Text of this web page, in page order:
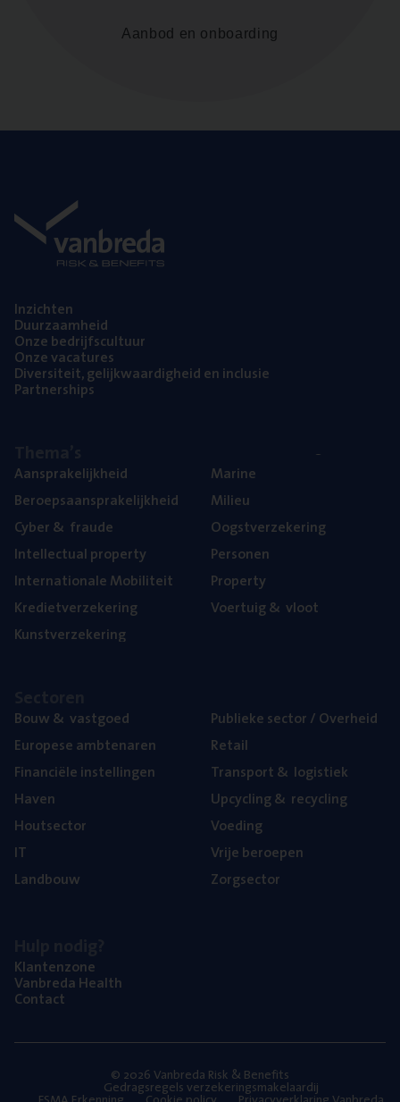
Aanbod en onboarding
Inzich­ten
Duur­zaam­heid
Onze bedrijfs­cul­tuur
Onze vaca­tu­res
Diver­si­teit, gelijk­waar­dig­heid en inclusie
Part­ner­ships
Aan­spra­ke­lijk­heid
Beroeps­aan­spra­ke­lijk­heid
Cyber& fraude
Intel­lec­tu­al property
Inter­na­ti­o­na­le Mobiliteit
Kre­diet­ver­ze­ke­ring
Kunst­ver­ze­ke­ring
Mari­ne
Mili­eu
Oogst­ver­ze­ke­ring
Per­so­nen
Pro­per­ty
Voer­tuig& vloot
Bouw& vastgoed
Euro­pe­se ambtenaren
Finan­ci­ë­le instellingen
Haven
Hout­sec­tor
IT
Land­bouw
Publie­ke sec­tor / Overheid
Retail
Trans­port& logistiek
Upcy­cling& recycling
Voe­ding
Vrije beroe­pen
Zorg­sec­tor
Klan­ten­zo­ne
Van­b­re­da Health
Con­tact
© 2026 Vanbreda Risk & Benefits
Gedragsregels verzekeringsmakelaardij